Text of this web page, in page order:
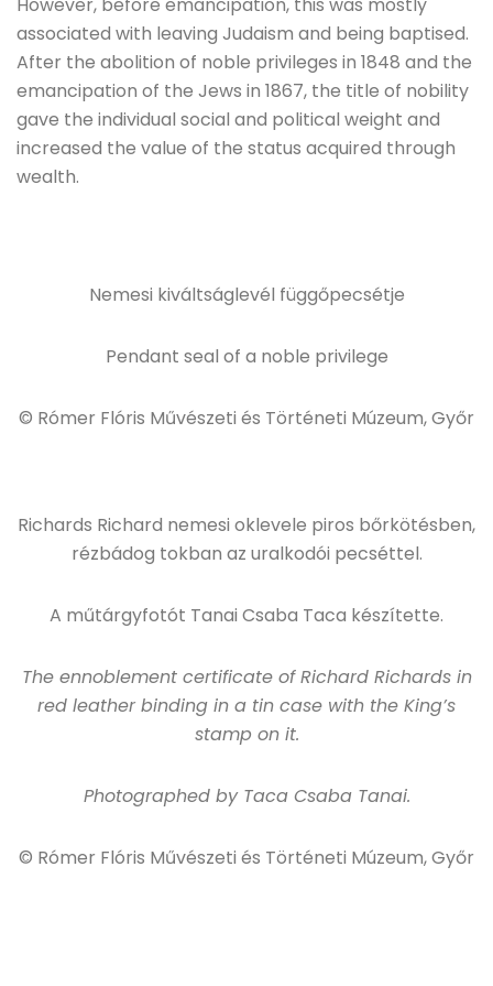
associated with leaving Judaism and being baptised.
After the abolition of noble privileges in 1848 and the
emancipation of the Jews in 1867, the title of nobility
gave the individual social and political weight and
increased the value of the status acquired through
wealth.
Nemesi kiváltságlevél függőpecsétje
Pendant seal of a noble privilege
© Rómer Flóris Művészeti és Történeti Múzeum, Győr
Richards Richard nemesi oklevele piros bőrkötésben,
rézbádog tokban az uralkodói pecséttel.
A műtárgyfotót Tanai Csaba Taca készítette.
The ennoblement certificate of Richard Richards in
red leather binding in a tin case with the King’s
stamp on it.
Photographed by Taca Csaba Tanai.
© Rómer Flóris Művészeti és Történeti Múzeum, Győr